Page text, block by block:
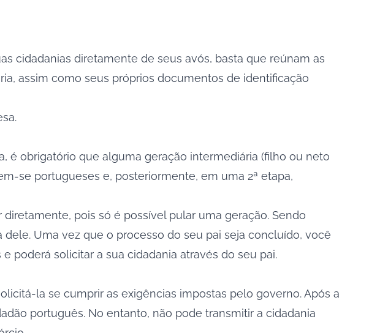
cidadanias diretamente de seus avós, basta que reúnam as
assim como seus próprios documentos de identificação
é obrigatório que alguma geração intermediária (filho ou neto
se portugueses e, posteriormente, em uma 2ª etapa,
pois só é possível pular uma geração. Sendo
Uma vez que o processo do seu pai seja concluído, você
poderá solicitar a sua cidadania através do seu pai.
la se cumprir as exigências impostas pelo governo. Após a
português. No entanto, não pode transmitir a cidadania